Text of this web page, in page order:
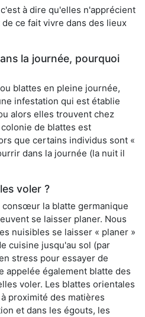
à dire qu'elles n'apprécient
ce fait vivre dans des lieux
la journée, pourquoi
blattes en pleine journée,
infestation qui est établie
alors elles trouvent chez
de blattes est
que certains individus sont «
dans la journée (la nuit il
voler ?
consœur la blatte germanique
se laisser planer. Nous
nuisibles se laisser « planer »
cuisine jusqu'au sol (par
stress pour essayer de
appelée également blatte des
voler. Les blattes orientales
proximité des matières
et dans les égouts, les